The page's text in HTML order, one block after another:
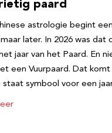
paard
astrologie begint
later. In 2026 was dat
jaar van het Paard. En
een Vuurpaard. Dat
staat symbool voor een